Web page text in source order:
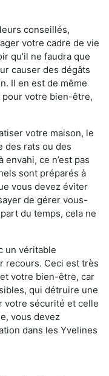
conseillés,
votre cadre de vie
qu’il ne faudra que
causer des dégâts
Il en est de même
pour votre bien-être,
votre maison, le
des rats ou des
ce n’est pas
sont préparés à
vous devez éviter
de gérer vous-
du temps, cela ne
un véritable
recours. Ceci est très
votre bien-être, car
qui détruire une
votre sécurité et celle
vous devez
dans les Yvelines